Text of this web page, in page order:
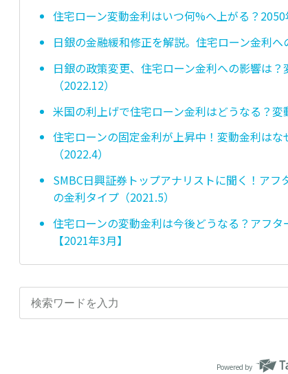
住宅ローン変動金利はいつ何%へ上がる？
日銀の金融緩和修正を解説。住宅ローン金利へ
日銀の政策変更、住宅ローン金利への影響は
（2022.12）
米国の利上げで住宅ローン金利はどうなる？変
住宅ローンの固定金利が上昇中！変動金利は
（2022.4）
SMBC日興証券トップアナリストに聞く！ア
の金利タイプ（2021.5）
住宅ローンの変動金利は今後どうなる？アフ
【2021年3月】
Powered by